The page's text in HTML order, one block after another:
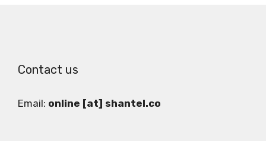
Contact us
Email: online [at] shantel.co